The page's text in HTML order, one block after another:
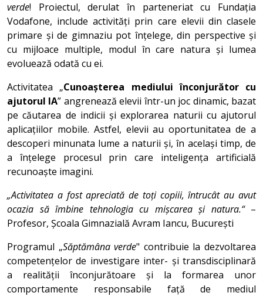
verde! Proiectul, derulat în parteneriat cu Fundația
Vodafone, include activități prin care elevii din clasele
primare și de gimnaziu pot înțelege, din perspective și
cu mijloace multiple, modul în care natura și lumea
evoluează odată cu ei.
Activitatea „Cunoașterea mediului înconjurător cu
ajutorul IA” angrenează elevii într-un joc dinamic, bazat
pe căutarea de indicii și explorarea naturii cu ajutorul
aplicațiilor mobile. Astfel, elevii au oportunitatea de a
descoperi minunata lume a naturii și, în același timp, de
a înțelege procesul prin care inteligența artificială
recunoaște imagini.
„Activitatea a fost apreciată de toți copiii, întrucât au avut
ocazia să îmbine tehnologia cu mișcarea și natura.“–
Profesor, Școala Gimnazială Avram Iancu, București
Programul „Săptămâna verde" contribuie la dezvoltarea
competențelor de investigare inter- și transdisciplinară
a realității înconjurătoare și la formarea unor
comportamente responsabile față de mediul